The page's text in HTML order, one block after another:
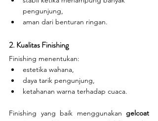
pengunjung,
aman dari benturan ringan.
2. Kualitas Finishing
Finishing menentukan:
estetika wahana,
daya tarik pengunjung,
ketahanan warna terhadap cuaca.
Finishing yang baik menggunakan gelcoat